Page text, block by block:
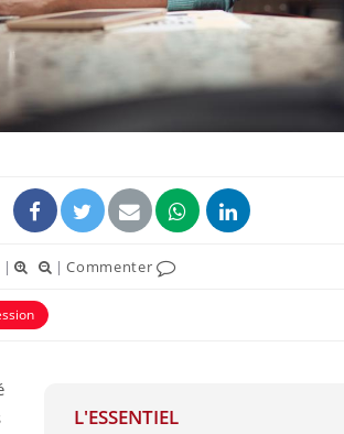
| |Commenter
L'ESSENTIEL